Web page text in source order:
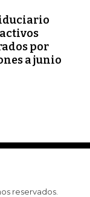
por
a junio
reservados.